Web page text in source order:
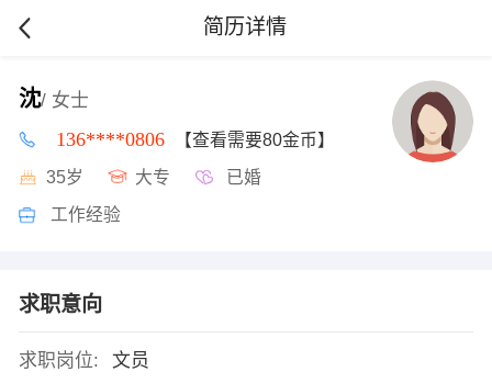
简历详情
沈/ 女士
136****0806 【查看需要80金币】
35岁 大专 已婚
工作经验
求职意向
求职岗位:
文员